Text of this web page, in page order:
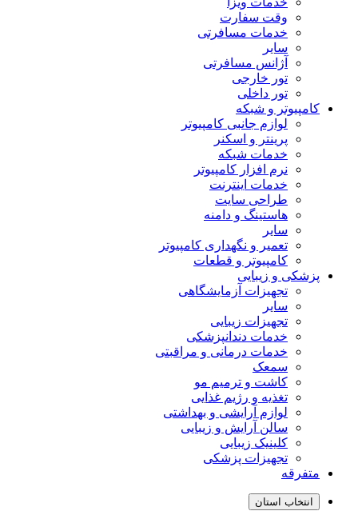
وقت سفارت
خدمات مسافرتی
سایر
آژانس مسافرتی
تور خارجی
تور داخلی
کامپیوتر و شبکه
لوازم جانبی کامپیوتر
پرینتر و اسکنر
خدمات شبکه
نرم افزار کامپیوتر
خدمات اینترنت
طراحی سایت
هاستینگ و دامنه
سایر
تعمیر و نگهداری کامپیوتر
کامپیوتر و قطعات
پزشکی و زیبایی
تجهیزات آزمایشگاهی
سایر
تجهیزات زیبایی
خدمات دندانپزشکی
خدمات درمانی و مراقبتی
سمعک
کاشت و ترمیم مو
تغذیه و رژیم غذایی
لوازم آرایشی و بهداشتی
سالن آرایش و زیبایی
کلینیک زیبایی
تجهیزات پزشکی
متفرقه
انتخاب استان